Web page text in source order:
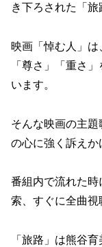
き下ろされた「旅
映画「悼む人」
「尊さ」「重さ
います。
そんな映画の主
の心に強く訴えか
番組内で流れた
索、すぐに全曲視
「旅路」は熊谷